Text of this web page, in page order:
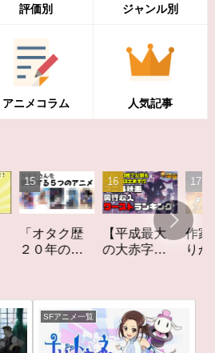
評価別 ジャンル別
アニメコラム 人気記事
オタク歴
年の私
アニメ
ム #私を
する5つ
ニメ
【平成最大
の大赤字】
メ映画興行
収入ワース
トランキン
グ【平成
作家性の
りかす「
ト」レビ
ー
SFアニメ一覧